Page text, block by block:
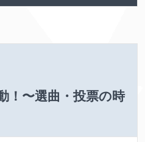
！〜選曲・投票の時